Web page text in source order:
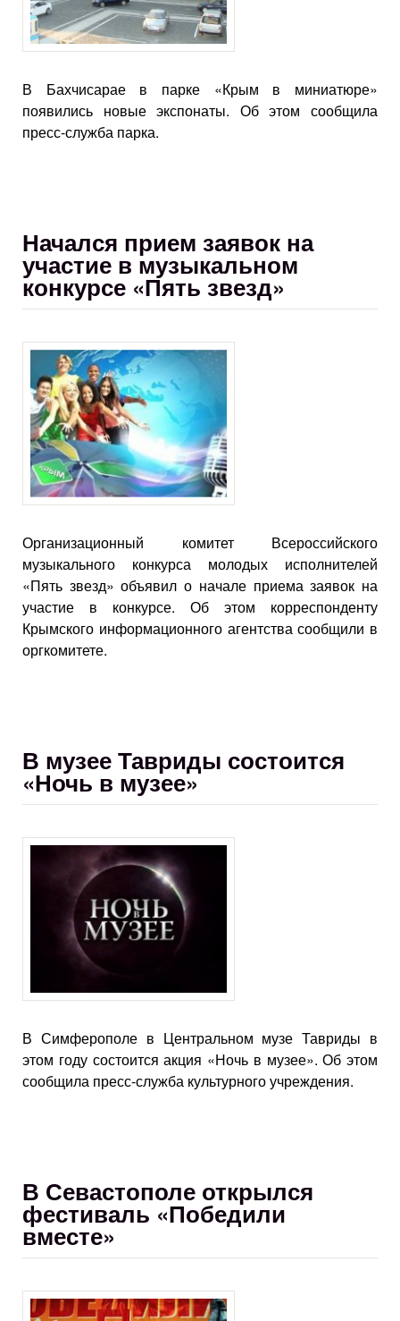
В Бахчисарае в парке «Крым в миниатюре»
появились новые экспонаты. Об этом сообщила
пресс-служба парка.
Начался прием заявок на
участие в музыкальном
конкурсе «Пять звезд»
Организационный комитет Всероссийского
музыкального конкурса молодых исполнителей
«Пять звезд» объявил о начале приема заявок на
участие в конкурсе. Об этом корреспонденту
Крымского информационного агентства сообщили в
оргкомитете.
В музее Тавриды состоится
«Ночь в музее»
В Симферополе в Центральном музе Тавриды в
этом году состоится акция «Ночь в музее». Об этом
сообщила пресс-служба культурного учреждения.
В Севастополе открылся
фестиваль «Победили
вместе»